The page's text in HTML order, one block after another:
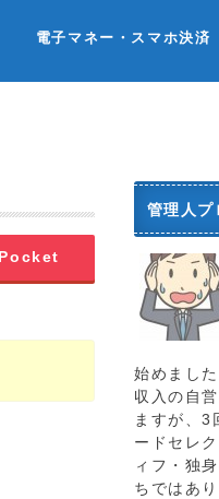
電子マネー・スマホ決済
Pocket
管理人プ
始めまし
収入の自
ますが、3
ードセレ
ィフ・独
ちではあ